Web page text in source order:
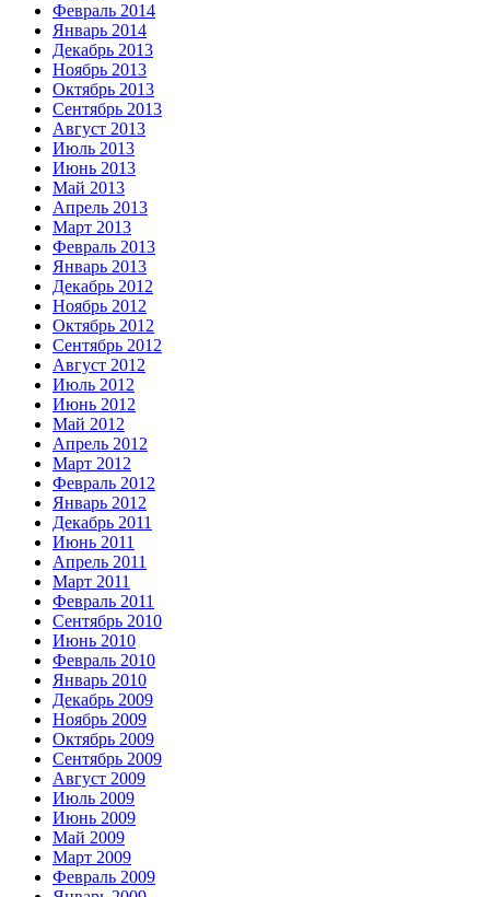
Февраль 2014
Январь 2014
Декабрь 2013
Ноябрь 2013
Октябрь 2013
Сентябрь 2013
Август 2013
Июль 2013
Июнь 2013
Май 2013
Апрель 2013
Март 2013
Февраль 2013
Январь 2013
Декабрь 2012
Ноябрь 2012
Октябрь 2012
Сентябрь 2012
Август 2012
Июль 2012
Июнь 2012
Май 2012
Апрель 2012
Март 2012
Февраль 2012
Январь 2012
Декабрь 2011
Июнь 2011
Апрель 2011
Март 2011
Февраль 2011
Сентябрь 2010
Июнь 2010
Февраль 2010
Январь 2010
Декабрь 2009
Ноябрь 2009
Октябрь 2009
Сентябрь 2009
Август 2009
Июль 2009
Июнь 2009
Май 2009
Март 2009
Февраль 2009